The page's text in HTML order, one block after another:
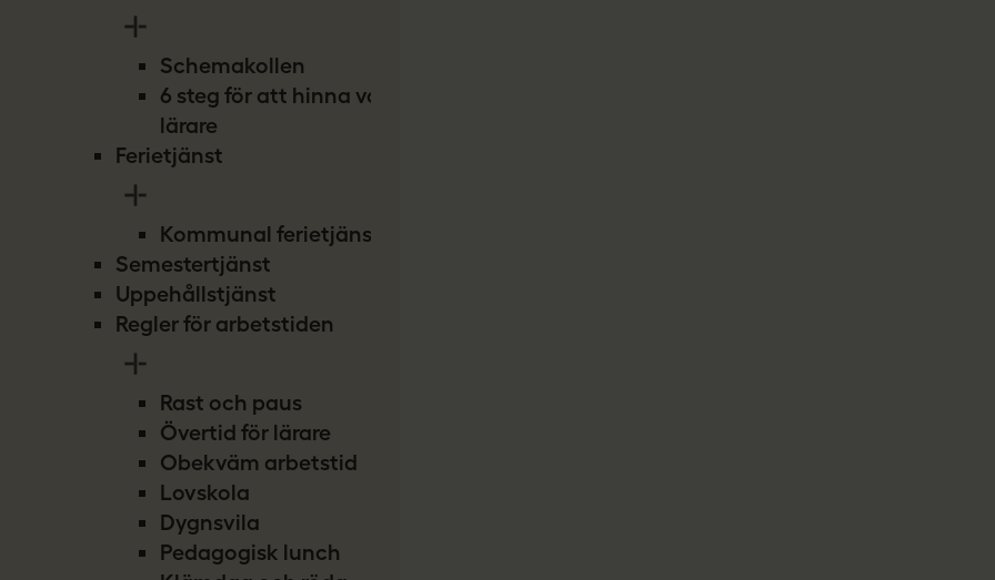
Schemakollen
6 steg för att hinna vara
lärare
Ferietjänst
Kommunal ferietjänst
Semestertjänst
Uppehållstjänst
Regler för arbetstiden
Rast och paus
Övertid för lärare
Obekväm arbetstid
Lovskola
Dygnsvila
Pedagogisk lunch